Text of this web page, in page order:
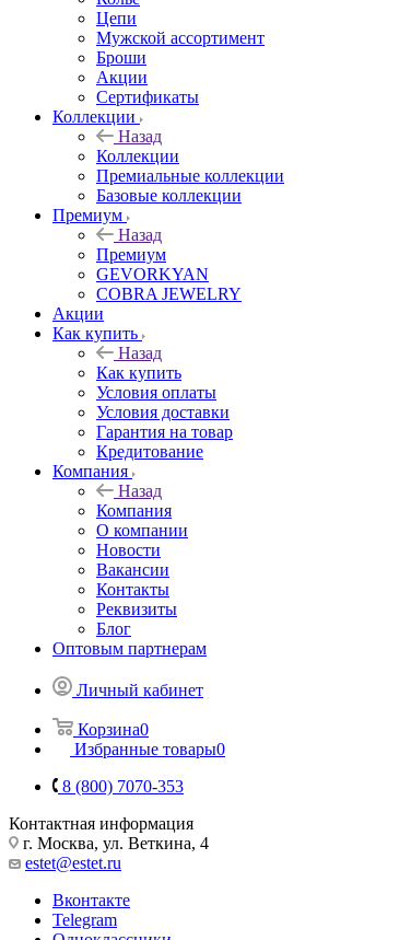
Цепи
Мужской ассортимент
Броши
Акции
Сертификаты
Коллекции
Назад
Коллекции
Премиальные коллекции
Базовые коллекции
Премиум
Назад
Премиум
GEVORKYAN
COBRA JEWELRY
Акции
Как купить
Назад
Как купить
Условия оплаты
Условия доставки
Гарантия на товар
Кредитование
Компания
Назад
Компания
О компании
Новости
Вакансии
Контакты
Реквизиты
Блог
Оптовым партнерам
Личный кабинет
Корзина0
Избранные товары0
8 (800) 7070-353
Контактная информация
г. Москва, ул. Веткина, 4
estet@estet.ru
Вконтакте
Telegram